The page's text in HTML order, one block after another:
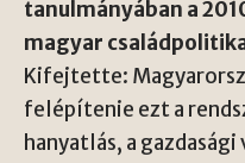
tanulmányában a
magyar
Kifejtette:
felépítenie ezt a
hanyatlás, a gazdasági